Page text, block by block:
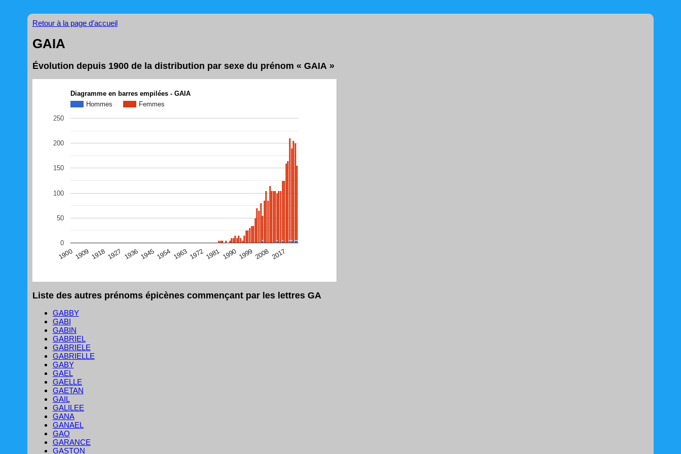
Retour à la page d’accueil
GAIA
Évolution depuis 1900 de la distribution par sexe du prénom « GAIA »
Diagramme en barres empilées - GAIA
Hommes
Femmes
1900 1909 1918 1927 1936 1945 1954 1963 19721981 1990 1999 2008 2017
0
50
100
150
200
250
(Graphique Google Charts, non compatible avec le navigateur Safari en ce moment)
Liste des autres prénoms épicènes commençant par les lettres GA
GABBY
GABI
GABIN
GABRIEL
GABRIELE
GABRIELLE
GABY
GAEL
GAELLE
GAETAN
GAIL
GALILEE
GANA
GANAEL
GAO
GARANCE
GASTON